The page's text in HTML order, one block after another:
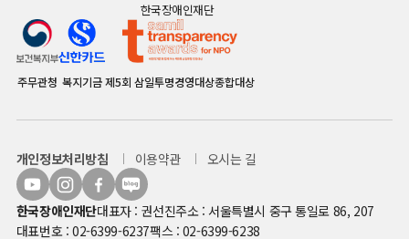
한국장애인재단
주무관청 복지기금제5회 삼일투명경영대상종합대상
개인정보처리방침 이용약관 오시는 길
한국장애인재단대표자 : 권선진주소 : 서울특별시 중구 통일로 86, 207
대표번호 : 02-6399-6237팩스 : 02-6399-6238